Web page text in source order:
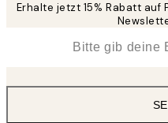
Erhalte jetzt 15% Rabatt auf